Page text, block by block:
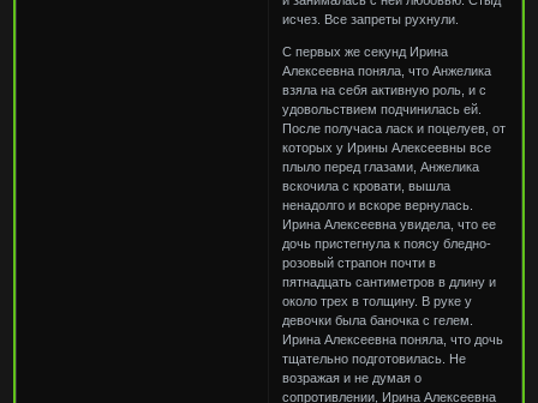
исчез. Все запреты рухнули.
С первых же секунд Ирина
Алексеевна поняла, что Анжелика
взяла на себя активную роль, и с
удовольствием подчинилась ей.
После получаса ласк и поцелуев, от
которых у Ирины Алексеевны все
плыло перед глазами, Анжелика
вскочила с кровати, вышла
ненадолго и вскоре вернулась.
Ирина Алексеевна увидела, что ее
дочь пристегнула к поясу бледно-
розовый страпон почти в
пятнадцать сантиметров в длину и
около трех в толщину. В руке у
девочки была баночка с гелем.
Ирина Алексеевна поняла, что дочь
тщательно подготовилась. Не
возражая и не думая о
сопротивлении, Ирина Алексеевна